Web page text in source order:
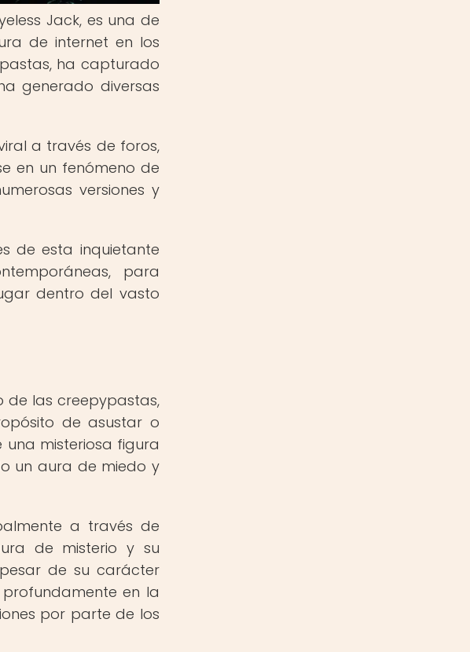
Jack, es una de
de internet en los
ha capturado
generado diversas
a través de foros,
en un fenómeno de
versiones y
de esta inquietante
para
dentro del vasto
de las creepypastas,
de asustar o
misteriosa figura
un aura de miedo y
a través de
de misterio y su
de su carácter
en la
por parte de los